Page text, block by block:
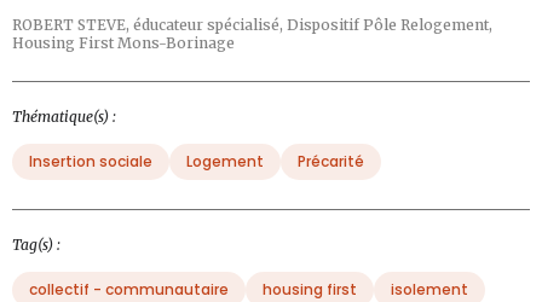
ROBERT STEVE, éducateur spécialisé, Dispositif Pôle Relogement,
Housing First Mons-Borinage
Thématique(s) :
Insertion sociale Logement Précarité
Tag(s) :
collectif - communautaire housing first
isolement